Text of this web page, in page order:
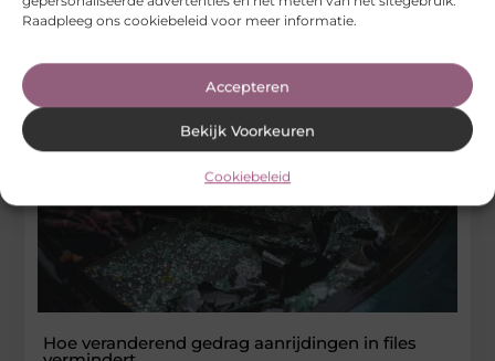
Raadpleeg ons cookiebeleid voor meer informatie.
Accepteren
Bekijk Voorkeuren
Cookiebeleid
Hoe veranderend gedrag aanrijdingen in files